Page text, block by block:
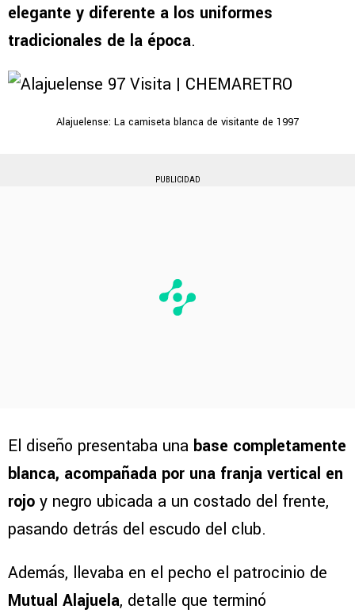
elegante y diferente a los uniformes
tradicionales de la época.
Alajuelense: La camiseta blanca de visitante de 1997
PUBLICIDAD
El diseño presentaba una base completamente
blanca, acompañada por una franja vertical en
rojo y negro ubicada a un costado del frente,
pasando detrás del escudo del club.
Además, llevaba en el pecho el patrocinio de
Mutual Alajuela, detalle que terminó